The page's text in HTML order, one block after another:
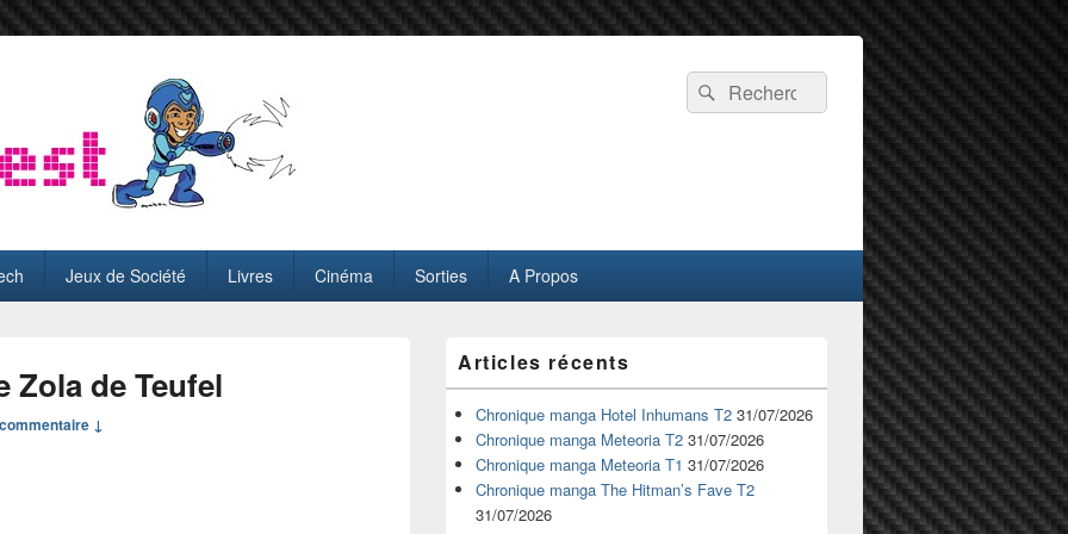
Recherche :
Rechercher
Jeux de Société Livres Cinéma Sorties A Propos
Zola de Teufel
↓
principale
de
widget
pour
barre
latérale
Articles récents
Chronique manga Hotel Inhumans T2 31/07/2026
Chronique manga Meteoria T2 31/07/2026
Chronique manga Meteoria T1 31/07/2026
Chronique manga The Hitman’s Fave T2
31/07/2026